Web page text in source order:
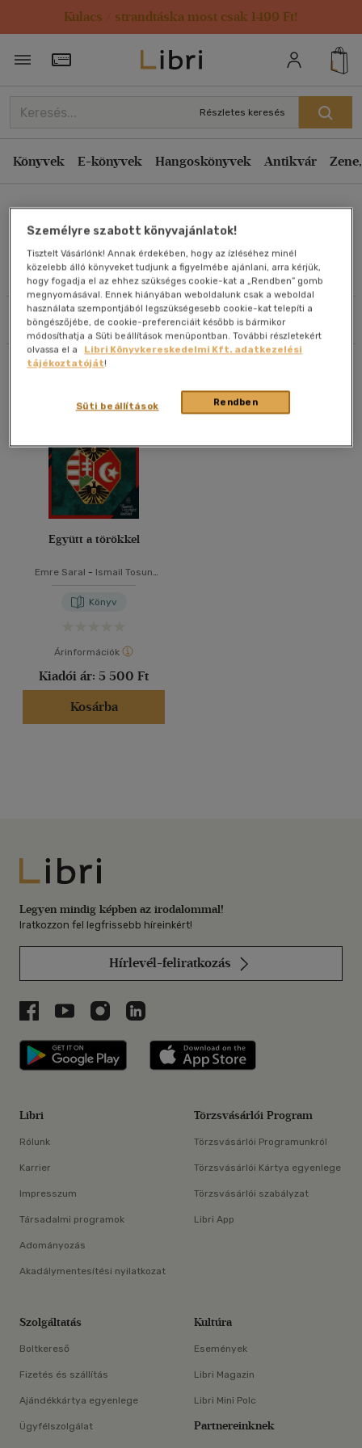
Kulacs / strandtáska most csak 1499 Ft!
Törzsvásárlói Kártya adatai
Részletes keresés
Könyvek E-könyvek Hangoskönyvek Antikvár
Ismail Tosun Saral
Művei
Szűrés Rendezés
Rendezés
Kiadás éve szerint csökkenő
Ár szerint csökkenő
Eladott darabszám szerint csökkenő
Eladott darabszám szerint növekvő
Cím szerint A-Z
Szerző szerint A-Z
Megjelenítés
20 db / oldal
Alkalmaz
Együtt a törökkel
Emre Saral - Ismail Tosun
Könyv
Árinformációk
Kiadói ár: 5 500 Ft
Kosárba
Libri
Legyen mindig képben az irodalommal!
Iratkozzon fel legfrissebb híreinkért!
Hírlevél-feliratkozás
Libri a Facebookon
Libri a Youtube-on
Libri az Instagramon
Libri a LinkedInen
Libri applikáció Szerezd meg: Google
Libri
Rólunk
Karrier
Impresszum
Társadalmi programok
Adományozás
Akadálymentesítési nyilatkozat
Törzsvásárlói Program
Törzsvásárlói Programunkról
Törzsvásárlói Kártya egyenlege
Törzsvásárlói szabályzat
Libri App
Szolgáltatás
Boltkereső
Fizetés és szállítás
Ajándékkártya egyenlege
Ügyfélszolgálat
Kultúra
Események
Libri Magazin
Libri Mini Polc
Partnereinknek
Személyre szabott könyvajánlatok!
Tisztelt Vásárlónk! Annak érdekében, hogy az ízléséhez minél
közelebb álló könyveket tudjunk a figyelmébe ajánlani, arra kérjük,
hogy fogadja el az ehhez szükséges cookie-kat a „Rendben” gomb
megnyomásával. Ennek hiányában weboldalunk csak a weboldal
használata szempontjából legszükségesebb cookie-kat telepíti a
böngészőjébe, de cookie-preferenciáit később is bármikor
módosíthatja a Süti beállítások menüpontban. További részletekért
olvassa el a
Libri Könyvkereskedelmi Kft. adatkezelési
tájékoztatóját!
Rendben
Süti beállítások